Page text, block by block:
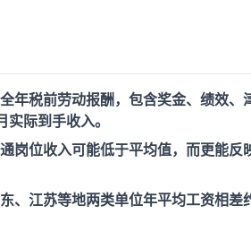
年税前劳动报酬，包含奖金、绩效、
际到手收入。
岗位收入可能低于平均值，而更能反
、江苏等地两类单位年平均工资相